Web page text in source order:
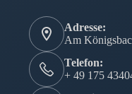
Adresse:
Am
Telefon:
+ 49 175